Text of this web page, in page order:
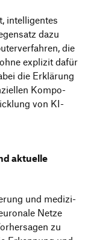
intel­li­gentes
dazu
die
explizit dafür
die Erklä­rung
Kompo­
von KI-
aktu­elle
und medi­zi­
Netze
zu